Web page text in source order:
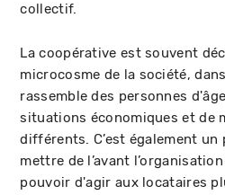
collectif.
La coopérative est souvent
microcosme de la société,
rassemble des personnes
situations économiques et de
différents. C’est également un
mettre de l’avant
pouvoir d'agir aux locataires